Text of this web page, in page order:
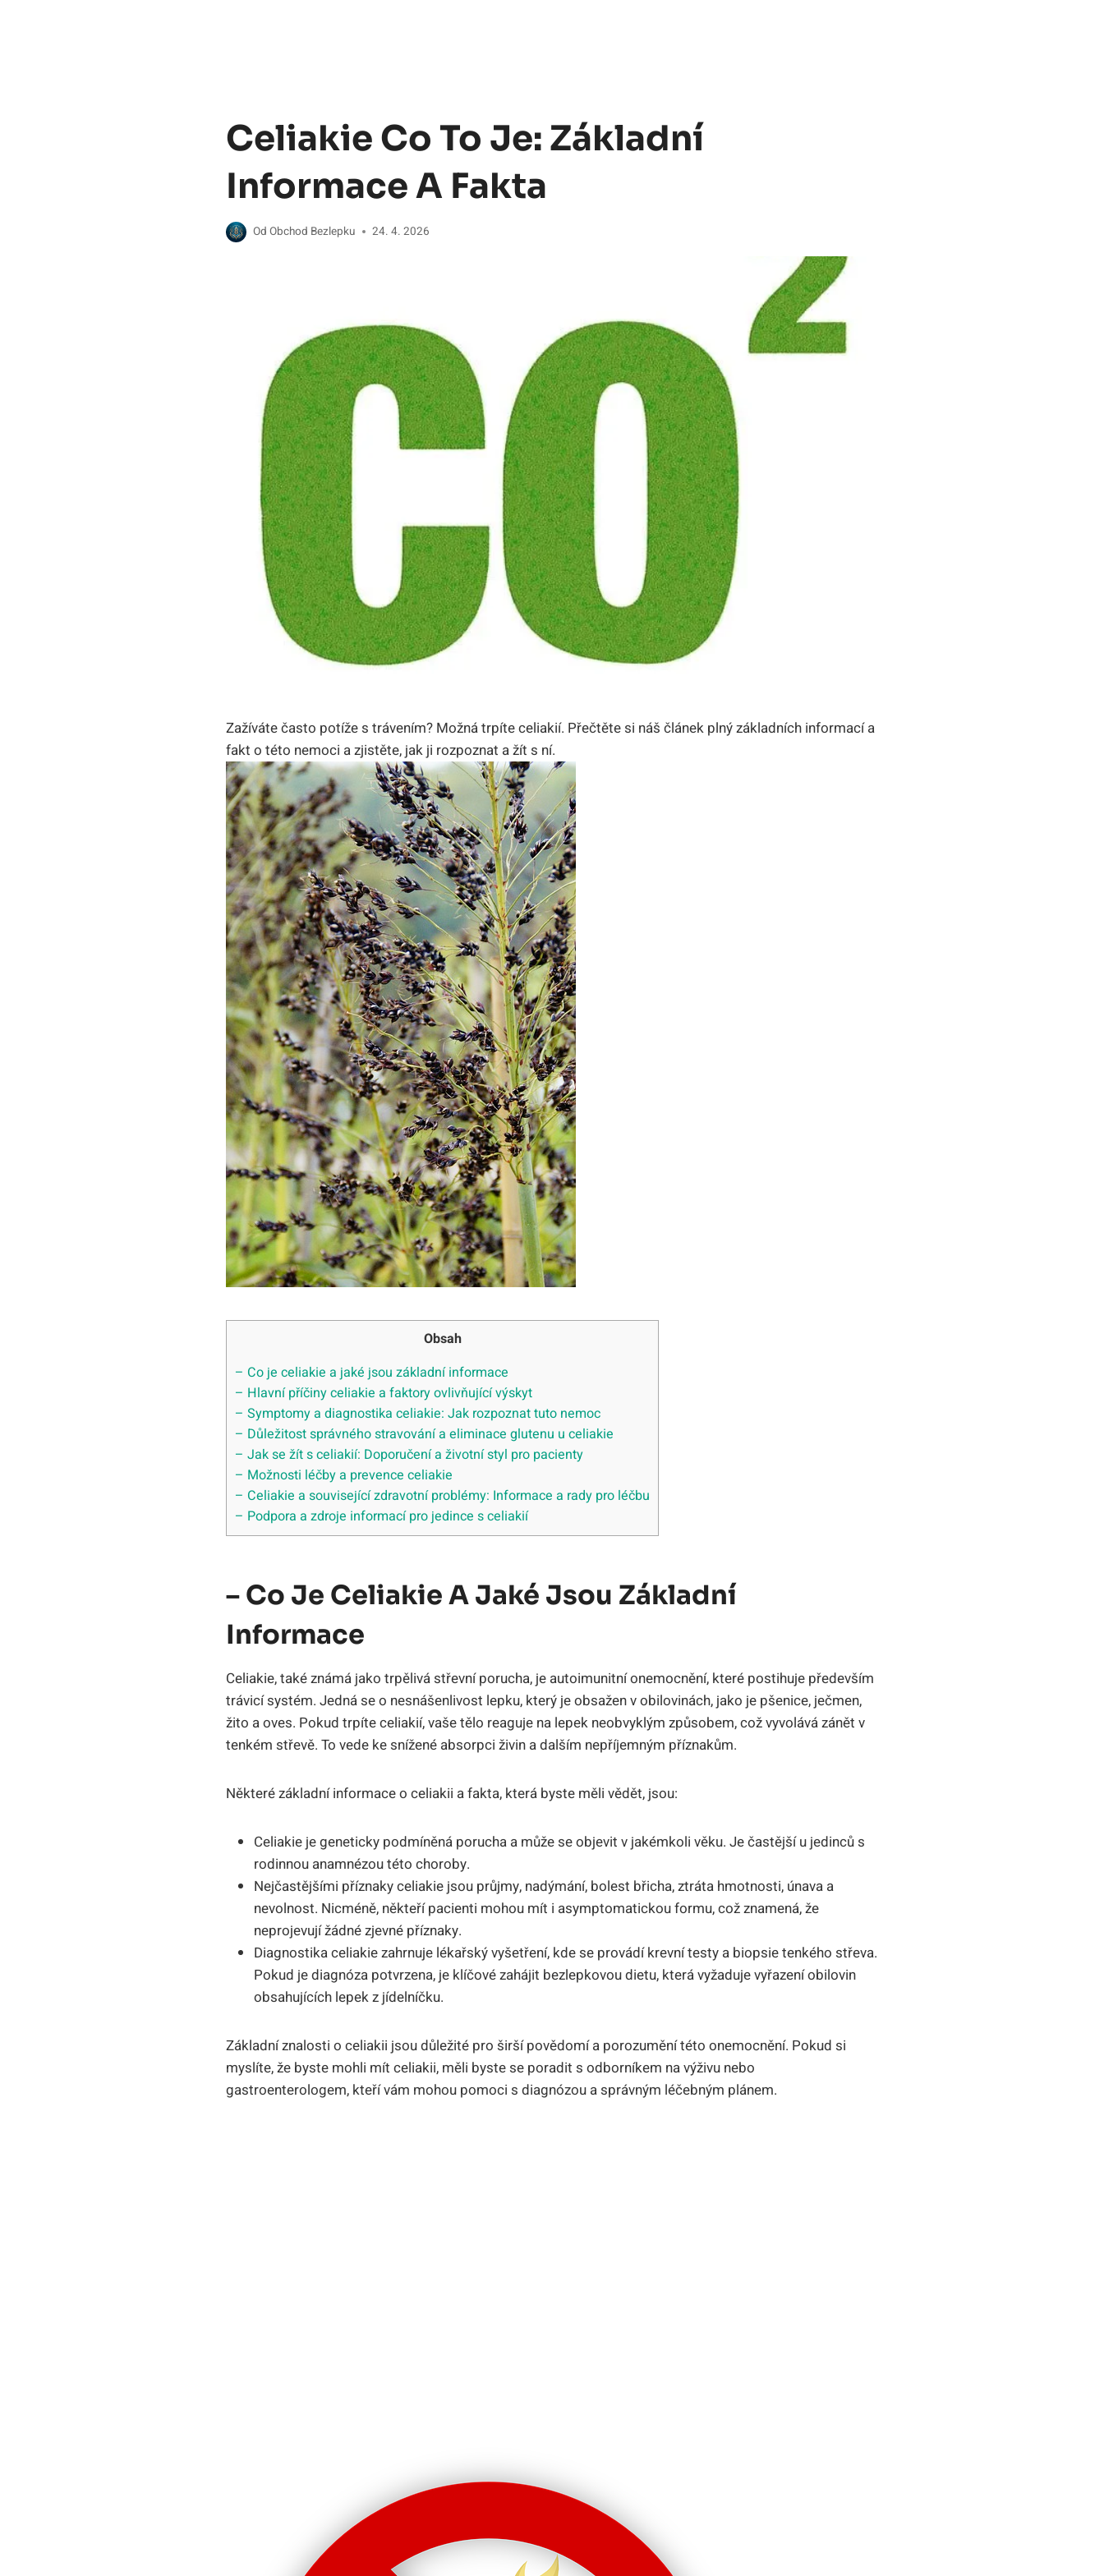
Celiakie Co To Je: Základní
Informace A Fakta
Od Obchod Bezlepku 24. 4. 2026
Zažíváte často potíže‌ s trávením? Možná trpíte celiakií. ‌Přečtěte si náš článek ⁣plný základních informací⁤ a
fakt‌ o této nemoci a‌ zjistěte, ‌jak ji rozpoznat a žít s ní.
Obsah
– Co je ⁢celiakie ​a jaké jsou základní informace
– Hlavní příčiny celiakie a‌ faktory ‌ovlivňující výskyt
– ‌Symptomy a diagnostika celiakie: Jak rozpoznat ​tuto⁣ nemoc
– Důležitost správného stravování a eliminace glutenu u celiakie
– Jak se žít s celiakií: Doporučení a​ životní styl pro pacienty
– Možnosti léčby a prevence celiakie
– Celiakie a související zdravotní problémy: Informace a rady pro léčbu
– Podpora a zdroje⁤ informací pro⁣ jedince s celiakií
– Co Je ⁢celiakie ​a Jaké Jsou Základní
Informace
Celiakie, také známá jako ⁢trpělivá⁤ střevní porucha, je autoimunitní onemocnění,‍ které postihuje především
trávicí systém. Jedná se o nesnášenlivost lepku, který je obsažen v obilovinách, jako⁢ je pšenice, ječmen,‌
žito a ⁢oves. Pokud trpíte celiakií, vaše tělo reaguje na lepek neobvyklým způsobem, což vyvolává zánět v
tenkém střevě. To vede ​ke snížené ⁤absorpci živin⁢ a dalším nepříjemným příznakům.
Některé základní⁣ informace ⁢o ⁣celiakii a​ fakta, která byste měli vědět, jsou:
Celiakie je geneticky podmíněná porucha a⁣ může se⁢ objevit v jakémkoli věku. Je častější ​u jedinců s
rodinnou ⁣anamnézou této choroby.
Nejčastějšími příznaky celiakie jsou průjmy, nadýmání,‌ bolest břicha, ztráta​ hmotnosti, ⁢únava​ a
nevolnost. Nicméně, někteří pacienti mohou mít i asymptomatickou formu, což znamená, že
neprojevují žádné zjevné příznaky.
Diagnostika celiakie zahrnuje lékařský vyšetření, ⁣kde se provádí krevní testy⁢ a biopsie tenkého střeva.
Pokud je diagnóza ​potvrzena, je klíčové zahájit bezlepkovou dietu, ⁣která vyžaduje vyřazení obilovin
obsahujících lepek z ‍jídelníčku.
Základní znalosti o celiakii jsou důležité pro širší povědomí a porozumění ‍této⁤ onemocnění. Pokud si
myslíte, že byste ‍mohli mít celiakii, měli byste se poradit s odborníkem na výživu⁢ nebo⁣
gastroenterologem, kteří ⁤vám mohou pomoci s ​diagnózou a správným léčebným ‍plánem.